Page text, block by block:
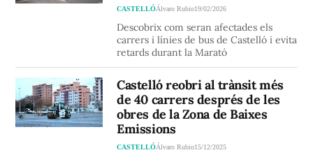
CASTELLÓÁlvaro Rubio19/02/2026
Descobrix com seran afectades els
carrers i línies de bus de Castelló i evita
retards durant la Marató
Castelló reobri al trànsit més
de 40 carrers després de les
obres de la Zona de Baixes
Emissions
CASTELLÓÁlvaro Rubio15/12/2025